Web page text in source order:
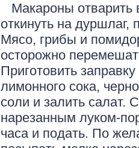
Макароны отварить
откинуть на дуршлаг,
Мясо, грибы и
осторожно
Приготовить
лимонного сока,
соли и залить салат.
нарезанным луком-
часа и подать. По